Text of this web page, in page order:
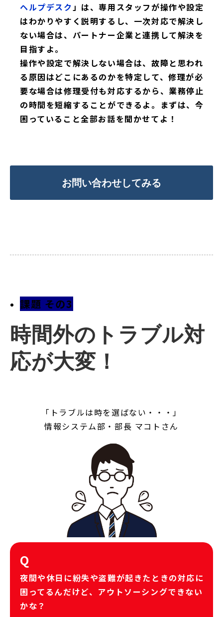
ヘルプデスク」は、専用スタッフが操作や設定
はわかりやすく説明するし、一次対応で解決し
ない場合は、パートナー企業と連携して解決を
目指すよ。
操作や設定で解決しない場合は、故障と思われ
る原因はどこにあるのかを特定して、修理が必
要な場合は修理受付も対応するから、業務停止
の時間を短縮することができるよ。まずは、今
困っていること全部お話を聞かせてよ！
お問い合わせしてみる
課題 その3
時間外のトラブル対
応が大変！
「トラブルは時を選ばない・・・」
情報システム部・部長 マコトさん
Q
夜間や休日に紛失や盗難が起きたときの対応に
困ってるんだけど、アウトソーシングできない
かな？